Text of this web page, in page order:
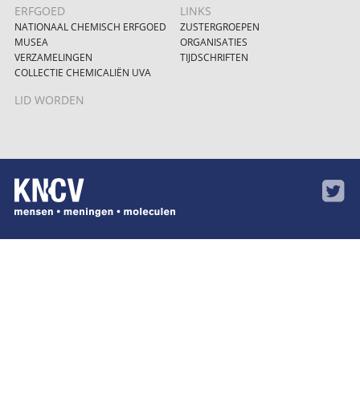
ERFGOED
NATIONAAL CHEMISCH ERFGOED
MUSEA
VERZAMELINGEN
COLLECTIE CHEMICALIËN UVA
LINKS
ZUSTERGROEPEN
ORGANISATIES
TIJDSCHRIFTEN
LID WORDEN